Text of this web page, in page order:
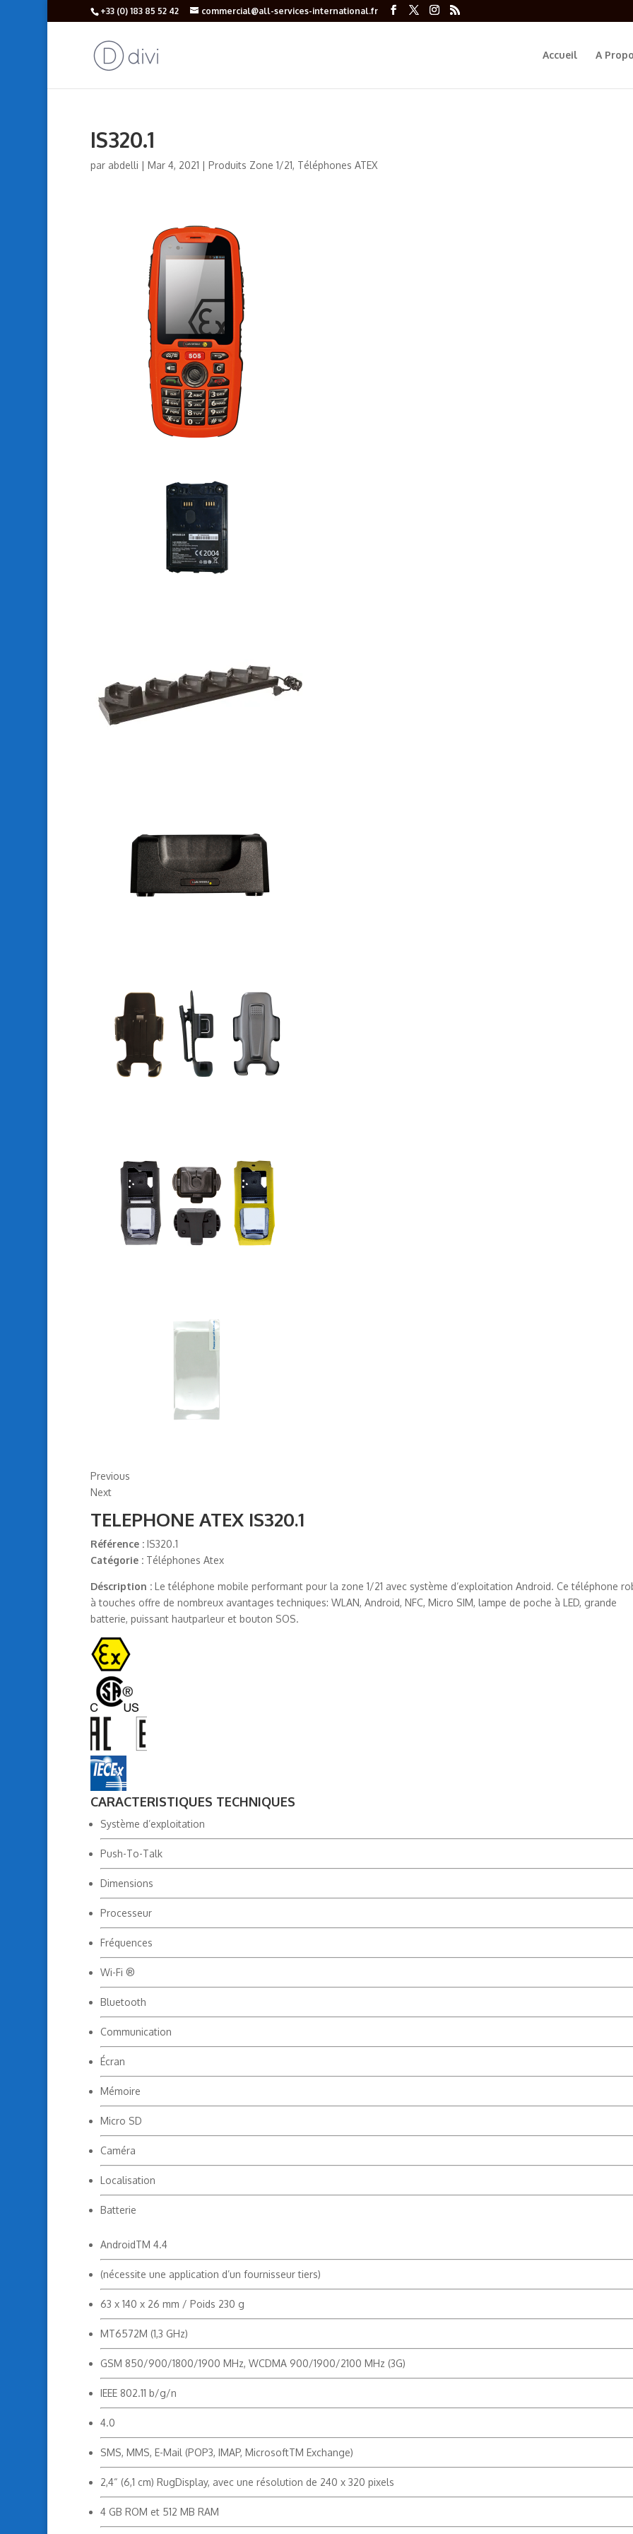
+33 (‎0) 183 85 52 42 commercial@all-services-international.fr
Accueil A
IS320.1
par abdelli | Mar 4, 2021 | Produits Zone 1/21, Téléphones ATEX
Previous
Next
TELEPHONE ATEX IS320.1
Référence :IS320.1
Catégorie : Téléphones Atex
Déscription : Le téléphone mobile performant pour la zone 1/21 avec système d‘exploitation Android. Ce téléphone
à touches offre de nombreux avantages techniques: WLAN, Android, NFC, Micro SIM, lampe de poche à LED, grande
batterie, puissant hautparleur et bouton SOS.
CARACTERISTIQUES TECHNIQUES
Système d’exploitation
Push-To-Talk
Dimensions
Processeur
Fréquences
Wi-Fi ®
Bluetooth
Communication
Écran
Mémoire
Micro SD
Caméra
Localisation
Batterie
AndroidTM 4.4
(nécessite une application d’un fournisseur tiers)
63 x 140 x 26 mm / Poids 230 g
MT6572M (1,3 GHz)
GSM 850/900/1800/1900 MHz, WCDMA 900/1900/2100 MHz (3G)
IEEE 802.11 b/g/n
4.0
SMS, MMS, E-Mail (POP3, IMAP, MicrosoftTM Exchange)
2,4“ (6,1 cm) RugDisplay, avec une résolution de 240 x 320 pixels
4 GB ROM et 512 MB RAM